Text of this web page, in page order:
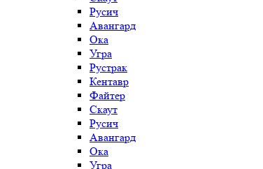
Русич
Авангард
Ока
Угра
Рустрак
Кентавр
Файтер
Скаут
Русич
Авангард
Ока
Угра